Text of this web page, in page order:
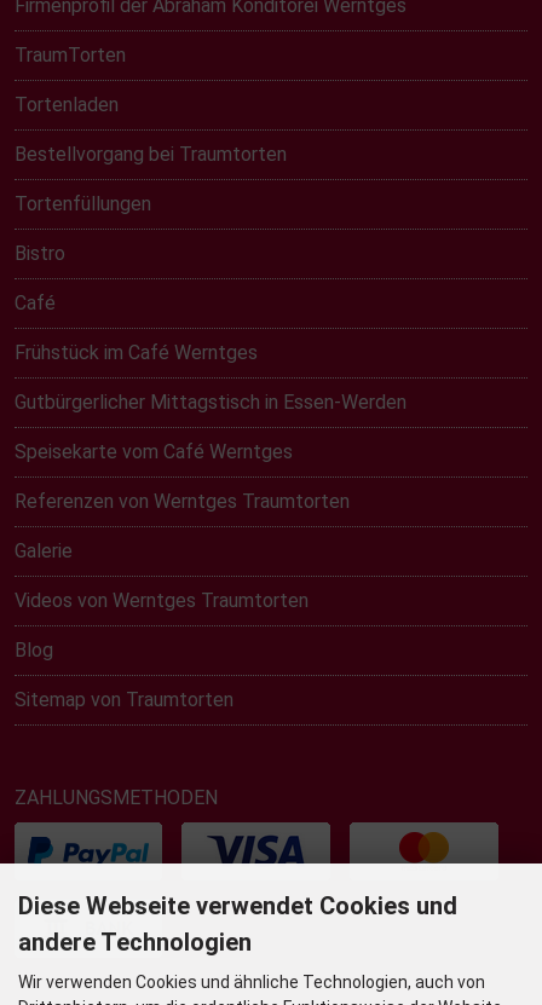
Firmenprofil der Abraham Konditorei Werntges
TraumTorten
Tortenladen
Bestellvorgang bei Traumtorten
Tortenfüllungen
Bistro
Café
Frühstück im Café Werntges
Gutbürgerlicher Mittagstisch in Essen-Werden
Speisekarte vom Café Werntges
Referenzen von Werntges Traumtorten
Galerie
Videos von Werntges Traumtorten
Blog
Sitemap von Traumtorten
ZAHLUNGSMETHODEN
Diese Webseite verwendet Cookies und
andere Technologien
Wir verwenden Cookies und ähnliche Technologien, auch von